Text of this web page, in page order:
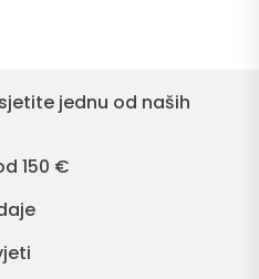
jednu od naših
150 €